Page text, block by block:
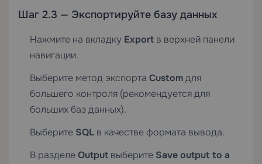
Шаг 2.3 — Экспортируйте базу данных
Нажмите на вкладку Export в верхней панели
навигации.
Выберите метод экспорта Customдля
большего контроля (рекомендуется для
больших баз данных).
Выберите SQL в качестве формата вывода.
В разделеOutput выберите Save output to a